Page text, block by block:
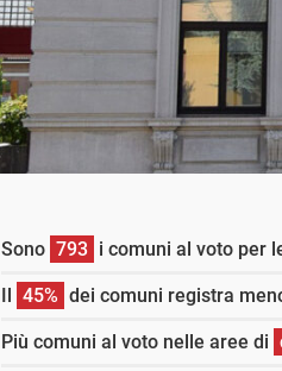
Sono 793 i comuni al voto per
Il 45% dei comuni registra
Più comuni al voto nelle aree di